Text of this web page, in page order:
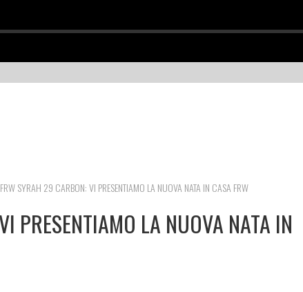
FRW SYRAH 29 CARBON: VI PRESENTIAMO LA NUOVA NATA IN CASA FRW
PRESENTIAMO LA NUOVA NATA IN